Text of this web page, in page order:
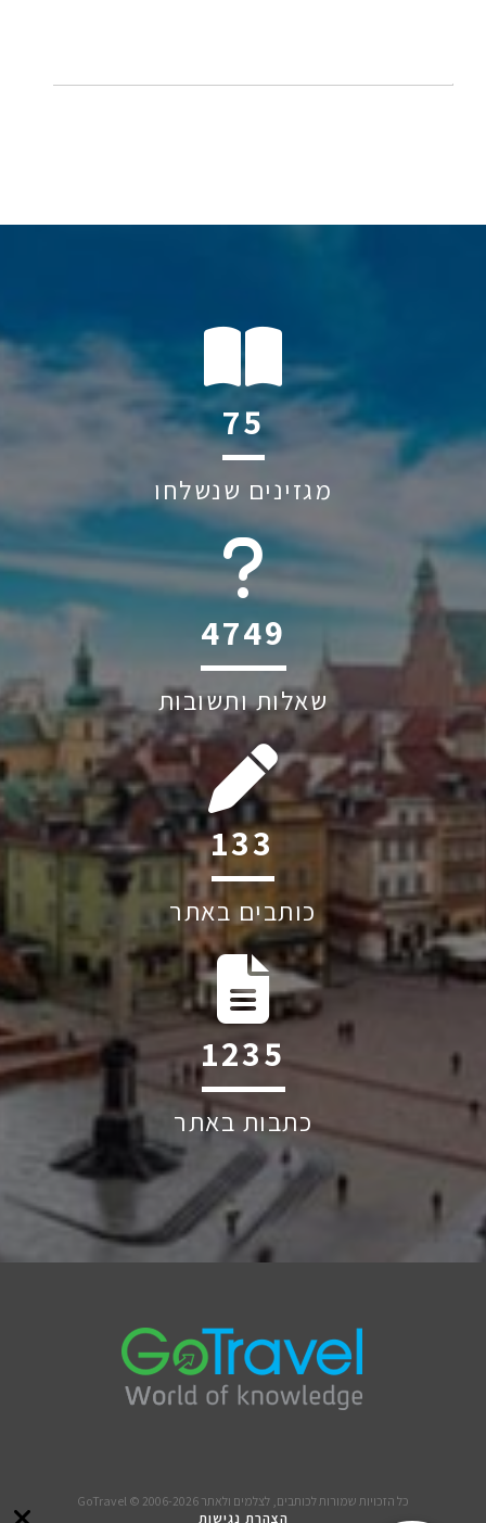
144
מגזינים שנשלחו
6045
שאלות ותשובות
251
כותבים באתר
2339
כתבות באתר
כל הזכויות שמורות לכותבים, לצלמים ולאתר GoTravel © 2006-2026
הצהרת נגישות